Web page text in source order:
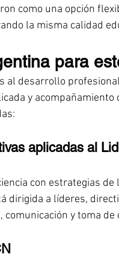
como una opción
la misma calidad
para
al desarrollo
y acompañamiento
aplicadas al
con estrategias de
dirigida a líderes,
y toma de